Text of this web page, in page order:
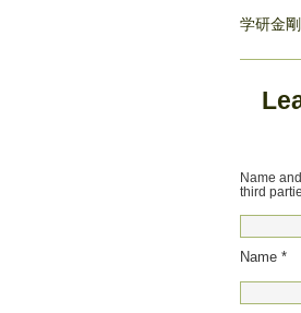
学研金
Name
third
Name *